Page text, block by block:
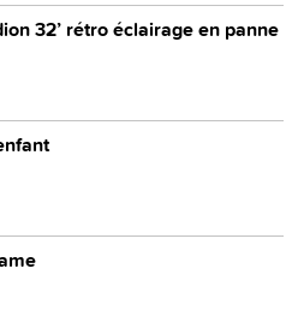
32’ rétro éclairage en panne